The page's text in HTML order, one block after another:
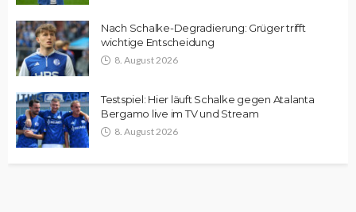
Nach Schalke-Degradierung: Grüger trifft
wichtige Entscheidung
8. August 2026
Testspiel: Hier läuft Schalke gegen Atalanta
Bergamo live im TV und Stream
8. August 2026